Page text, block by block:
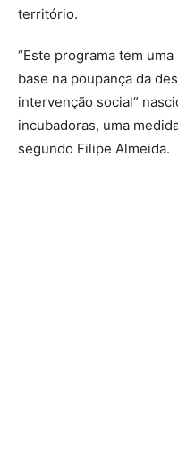
território.
“Este programa tem
base na poupança da
intervenção social”
incubadoras, uma
segundo Filipe Almeida.